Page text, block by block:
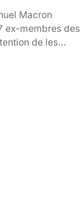
Macron
ex-membres des
de les